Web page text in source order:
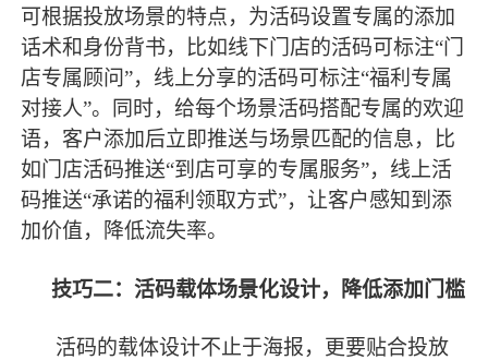
可根据投放场景的特点，为活码设置专属的添加
话术和身份背书，比如线下门店的活码可标注“门
店专属顾问”，线上分享的活码可标注“福利专属
对接人”。同时，给每个场景活码搭配专属的欢迎
语，客户添加后立即推送与场景匹配的信息，比
如门店活码推送“到店可享的专属服务”，线上活
码推送“承诺的福利领取方式”，让客户感知到添
加价值，降低流失率。
技巧二：活码载体场景化设计，降低添加门槛
活码的载体设计不止于海报，更要贴合投放